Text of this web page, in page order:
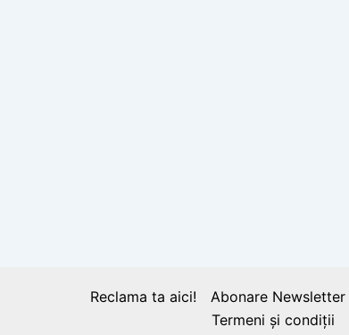
Reclama ta aici! Abonare Newsletter
Termeni și condiții